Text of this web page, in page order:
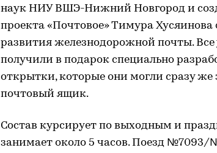
наук НИУ ВШЭ-Нижний Новгород и
проекта «Почтовое» Тимура Хусяинова
развития железнодорожной почты.
получили в подарок специально
открытки, которые они могли сразу же
почтовый ящик.
Состав курсирует по выходным и
занимает около 5 часов. Поезд №7093/